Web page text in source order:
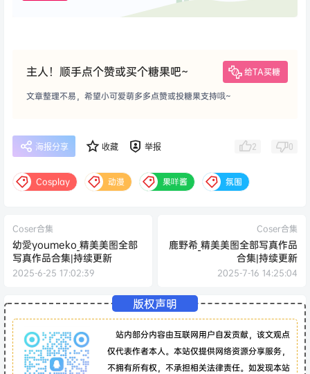
主人！顺手点个赞或买个糖果吧~ 给TA买糖
文章整理不易，希望小可爱萌多多点赞或投糖果支持哦~
海报分享 收藏 举报 2 0
Cosplay 动漫 果咩酱 氛围
Coser合集
幼愛youmeko_精美美图全部
写真作品合集|持续更新
2025-6-25 17:02:39
Coser合集
鹿野希_精美美图全部写真作品
合集|持续更新
2025-7-16 14:25:04
版权声明
站内部分内容由互联网用户自发贡献，该文观点
仅代表作者本人。本站仅提供网络资源分享服务，
不拥有所有权，不承担相关法律责任。如发现本站